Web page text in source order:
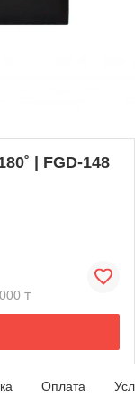
| FGD-148
₸
Оплата